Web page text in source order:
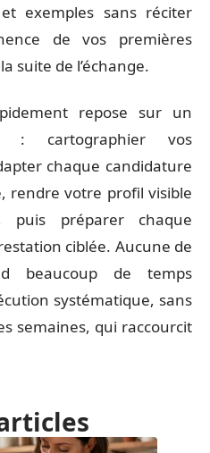
exemples sans réciter
de vos premières
suite de l’échange.
repose sur un
: cartographier vos
chaque candidature
rendre votre profil visible
préparer chaque
ciblée. Aucune de
beaucoup de temps
systématique, sans
semaines, qui raccourcit